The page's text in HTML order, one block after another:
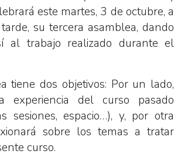
este martes, 3 de octubre, a
su tercera asamblea, dando
al trabajo realizado durante el
tiene dos objetivos: Por un lado,
experiencia del curso pasado
sesiones, espacio…), y, por otra
sobre los temas a tratar
curso.